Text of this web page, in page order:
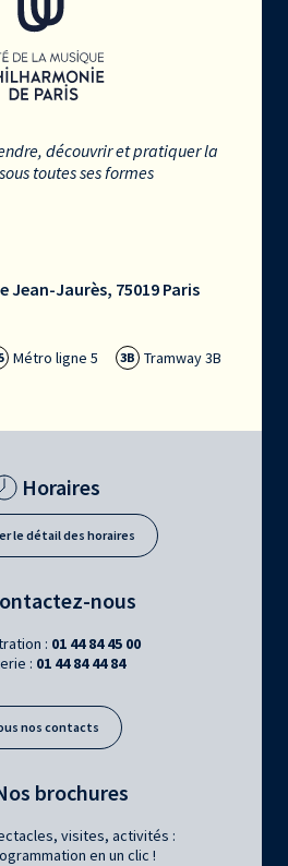
découvrir et pratiquer la
toutes ses formes
Jean-Jaurès, 75019 Paris
Métro ligne 5 3B Tramway 3B
Horaires
le détail des horaires
nous
: 01 44 84 45 00
: 01 44 84 44 84
nos contacts
brochures
visites, activités :
en un clic !